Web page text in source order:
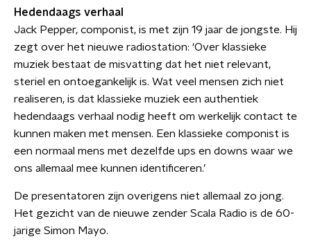
Hedendaags verhaal
Jack Pepper, componist, is met zijn 19 jaar de jongste. Hij
zegt over het nieuwe radiostation: ‘Over klassieke
muziek bestaat de misvatting dat het niet relevant,
steriel en ontoegankelijk is. Wat veel mensen zich niet
realiseren, is dat klassieke muziek een authentiek
hedendaags verhaal nodig heeft om werkelijk contact te
kunnen maken met mensen. Een klassieke componist is
een normaal mens met dezelfde ups en downs waar we
ons allemaal mee kunnen identificeren.’
De presentatoren zijn overigens niet allemaal zo jong.
Het gezicht van de nieuwe zender Scala Radio is de 60-
jarige Simon Mayo.